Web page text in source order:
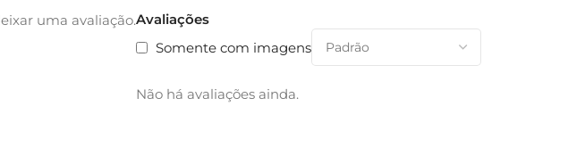
Avaliações
Somente com imagens
Não há avaliações ainda.
uma avaliação.